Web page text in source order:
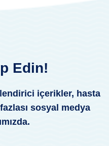
Edin!
içerikler, hasta
sosyal medya